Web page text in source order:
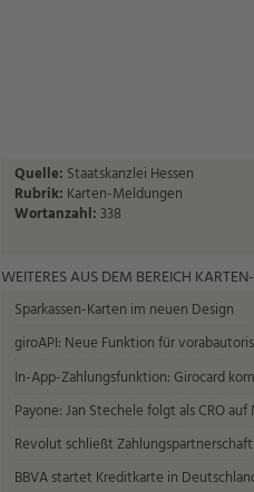
Quelle: Staatskanzlei Hessen
Rubrik: Karten-Meldungen
Wortanzahl:338
WEITERES AUS DEM BEREICH
Sparkassen-Karten im neuen Design
giroAPI: Neue Funktion für
In-App-Zahlungsfunktion: Girocard
Payone: Jan Stechele folgt als CRO
Revolut schließt
BBVA startet Kreditkarte in